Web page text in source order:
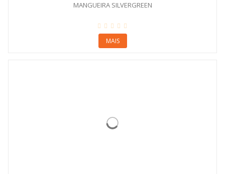
MANGUEIRA SILVERGREEN
MAIS